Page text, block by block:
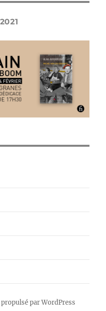
par WordPress